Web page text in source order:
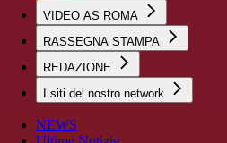
VIDEO AS ROMA
RASSEGNA STAMPA
REDAZIONE
I siti del nostro network
NEWS